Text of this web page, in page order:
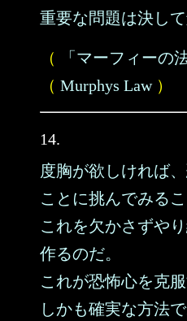
重要な問題は決して
（ 「マーフィーの
（ Murphys Law）
14.
度胸が欲しければ
ことに挑んでみるこ
これを欠かさずや
作るのだ。
これが恐怖心を克
しかも確実な方法で